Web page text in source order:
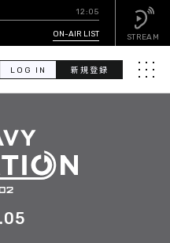
LOG IN 新規登録 メニ
12:05
ON-AIR LIST STREAM